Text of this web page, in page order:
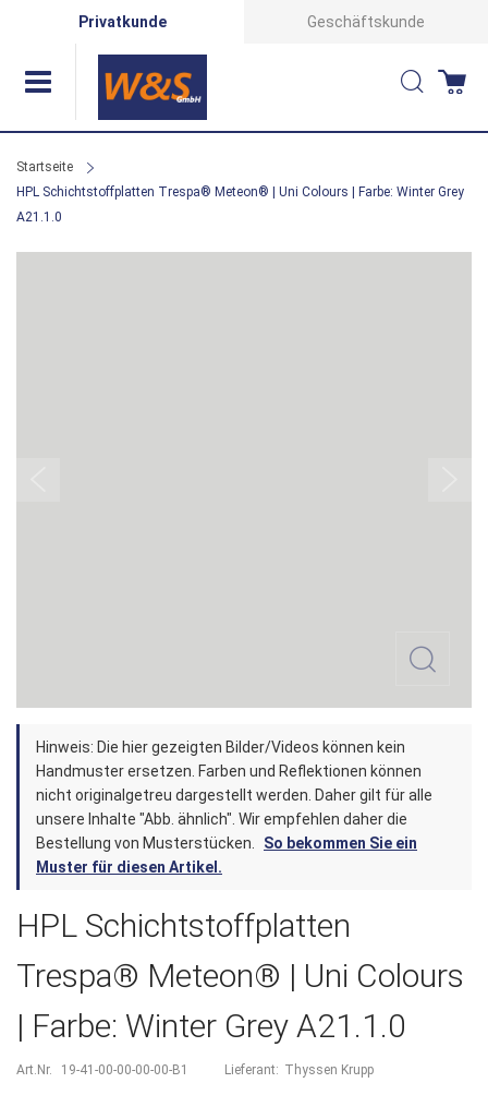
Privatkunde Geschäftskunde
Suche
Startseite
HPL Schichtstoffplatten Trespa® Meteon® | Uni Colours | Farbe: Winter Grey
A21.1.0
Zum
Anfang
der
Bildergalerie
springen
Hinweis: Die hier gezeigten Bilder/Videos können kein
Handmuster ersetzen. Farben und Reflektionen können
nicht originalgetreu dargestellt werden. Daher gilt für alle
unsere Inhalte "Abb. ähnlich". Wir empfehlen daher die
Bestellung von Musterstücken.
So bekommen Sie ein
Muster für diesen Artikel.
HPL Schichtstoffplatten
Trespa® Meteon® | Uni Colours
| Farbe: Winter Grey A21.1.0
Art.Nr. 19-41-00-00-00-00-B1 Lieferant: Thyssen Krupp